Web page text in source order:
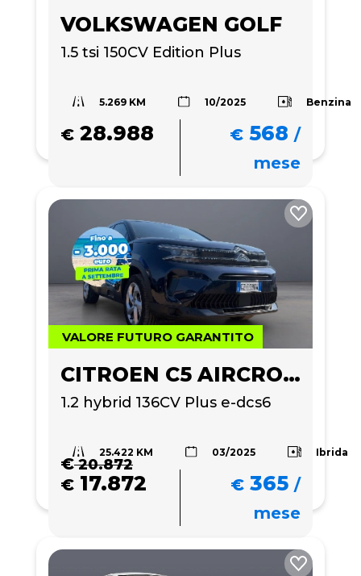
VOLKSWAGEN GOLF
1.5 tsi 150CV Edition Plus
5.269 KM 10/2025 Benzina
€ 28.988 € 568 /
mese
VALORE FUTURO GARANTITO
CITROEN C5 AIRCROSS
1.2 hybrid 136CV Plus e-dcs6
25.422 KM 03/2025 Ibrida
€20.872
€ 17.872 € 365 /
mese